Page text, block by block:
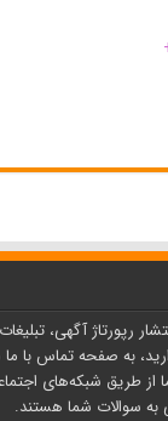
رپورتاژ آگهی،
به صفحه تماس با ما
از طریق شبکه‌های
به سوالات شما هستند.